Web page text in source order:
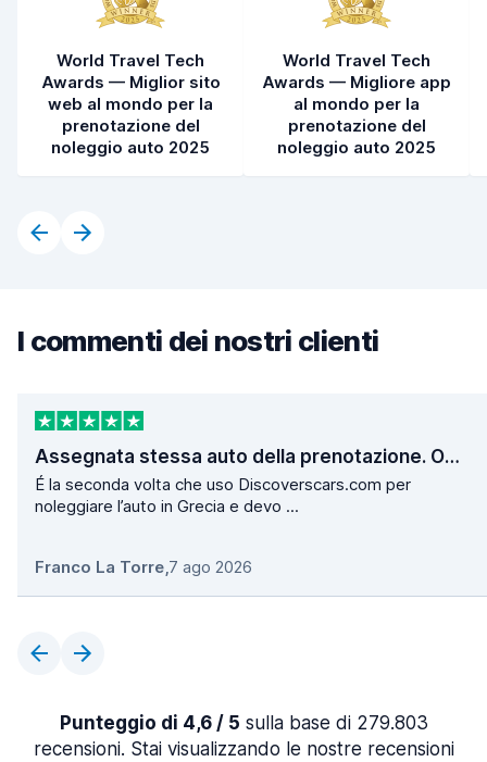
World Travel Tech
Awards — Miglior sito
web al mondo per la
prenotazione del
noleggio auto 2025
World Travel Tech
Awards — Migliore app
al mondo per la
prenotazione del
noleggio auto 2025
I commenti dei nostri clienti
Assegnata stessa auto della prenotazione. Operazioni di ritiro e consegna velocissime.
É la seconda volta che uso Discoverscars.com per
noleggiare l’auto in Grecia e devo ...
Franco La Torre,7 ago 2026
Punteggio di 4,6 / 5 sulla base di 279.803
recensioni. Stai visualizzando le nostre recensioni